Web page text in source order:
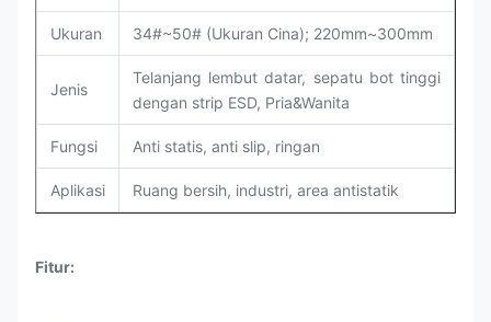
Ukuran 34#~50# (Ukuran Cina); 220mm~300mm
Jenis
Telanjang lembut datar, sepatu bot tinggi
dengan strip ESD, Pria&Wanita
Fungsi Anti statis, anti slip, ringan
Aplikasi Ruang bersih, industri, area antistatik
Fitur: